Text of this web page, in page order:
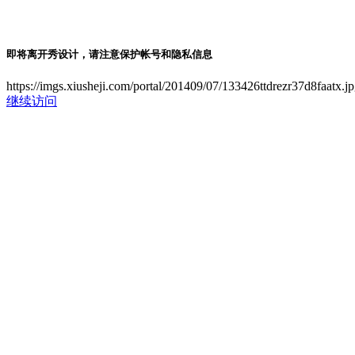
即将离开秀设计，请注意保护帐号和隐私信息
https://imgs.xiusheji.com/portal/201409/07/
继续访问